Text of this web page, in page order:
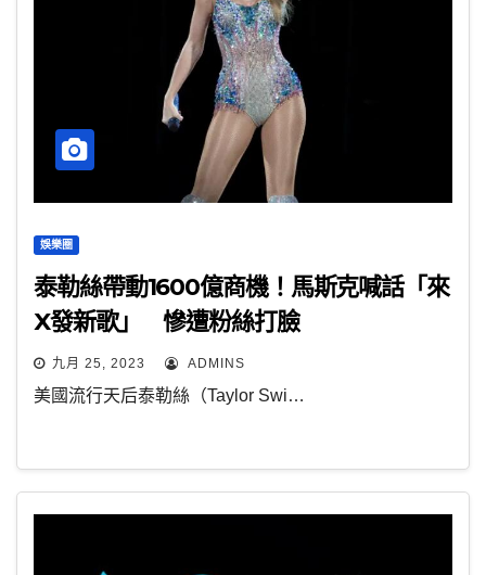
娛樂圈
泰勒絲帶動1600億商機！馬斯克喊話「來
X發新歌」 慘遭粉絲打臉
九月 25, 2023 ADMINS
美國流行天后泰勒絲（Taylor Swi…